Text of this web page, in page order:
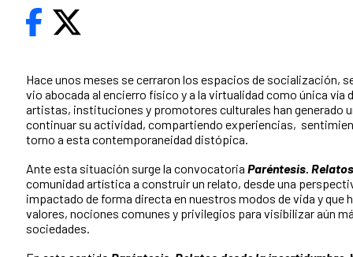
Hace unos meses se cerraron los espacios de socialización,
vio abocada al encierro físico y a la virtualidad como única vía
artistas, instituciones y promotores culturales han generado
continuar su actividad, compartiendo experiencias,
torno a esta contemporaneidad distópica.
Ante esta situación surge la convocatoria Paréntesis.
comunidad artística a construirun relato, desde una
impactado de forma directa en nuestros modos de vida y que
valores, nociones comunes y privilegios para visibilizar aún
sociedades.